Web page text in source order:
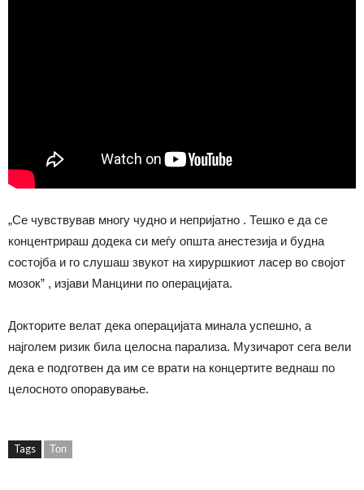
„Се чувствував многу чудно и непријатно . Тешко е да се
концентрираш додека си меѓу општа анестезија и будна
состојба и го слушаш звукот на хируршкиот ласер во својот
мозок” , изјави Манцини по операцијата.
Докторите велат дека операцијата минала успешно, а
најголем ризик била целосна парализа. Музичарот сега вели
дека е подготвен да им се врати на концертите веднаш по
целосното опоравување.
Tags Топ